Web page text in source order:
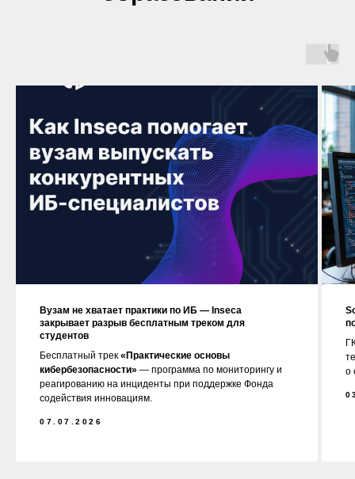
Вузам не хватает практики по ИБ — Inseca
закрывает разрыв бесплатным треком для
студентов
Бесплатный трек «Практические основы
кибербезопасности» — программа по мониторингу и
реагированию на инциденты при поддержке Фонда
содействия инновациям.
07.07.2026
о